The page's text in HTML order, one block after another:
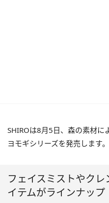
SHIROは8月5日、森の素材に
ヨモギシリーズを発売します。
フェイスミストやク
イテムがラインナップ